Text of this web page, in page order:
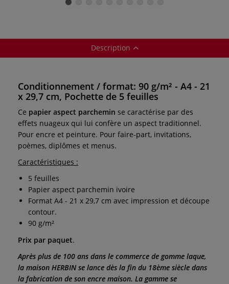
Description
Conditionnement / format: 90 g/m² - A4 - 21
x 29,7 cm, Pochette de 5 feuilles
Ce papier aspect parchemin se caractérise par des
effets nuageux qui lui confère un aspect traditionnel.
Pour encre et peinture. Pour faire-part, invitations,
poèmes, diplômes et menus.
Caractéristiques :
5 feuilles
Papier aspect parchemin ivoire
Format A4 - 21 x 29,7 cm avec impression et découpe
contour.
90 g/m²
Prix par paquet.
Après plus de 100 ans dans le commerce de gomme laque,
la maison HERBIN se lance dès la fin du 18ème siècle dans
la fabrication de son encre maison. La gamme se